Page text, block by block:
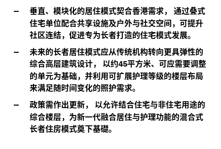
垂直、模块化的居住模式契合香港需求， 通过叠式
住宅单位配合共享设施及户外与社交空间，可提升
社区连结，促进专为长者打造的住宅模式发展。
未来的长者居住模式应从传统机构转向更具弹性的
综合高层建筑设计， 以约45平方米、可应需要调整
的单元为基础，并利用可扩展护理等级的楼层布局
来满足随时间变化的照护需求。
政策需作出更新， 以允许结合住宅与非住宅用途的
综合楼层，为新一代融合居住与护理功能的混合式
长者住房模式奠下基礎。